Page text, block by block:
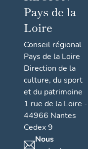
Pays de la
Loire
Conseil régional
Pays de la Loire
Direction de la
culture, du sport
et du patrimoine
1 rue de la Loire -
44966 Nantes
Cedex 9
Nous